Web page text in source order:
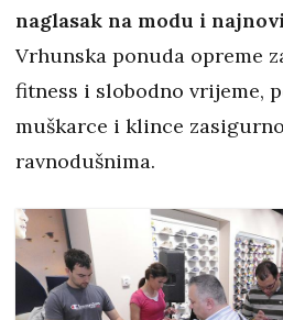
naglasak na modu i
Vrhunska ponuda opreme
fitness i slobodno vrijeme,
muškarce i klince
ravnodušnima.